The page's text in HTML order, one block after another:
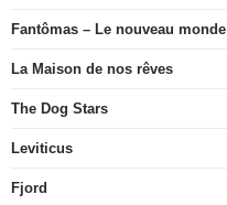
Fantômas – Le nouveau monde
La Maison de nos rêves
The Dog Stars
Leviticus
Fjord